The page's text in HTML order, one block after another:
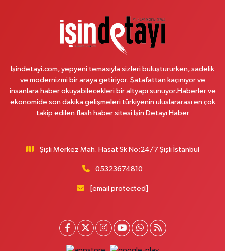
İnönü Mahallesi Yeşiltepe Sokak 6A AKSOYLAR 2 DÜĞÜN SALONU KARŞISI
(DEMOKRASİ CADDESİ)
0 (216) 621 27 65 Yol Tarifi Al
Pamuk Eczanesi
Yunus Emre Mahallesi Veyselkaranı Caddesi 71 C ABİTLER DURAĞI
0 (216) 484 00 08 Yol Tarifi Al
ESKİ PTT YANI ZÜBEYDE HANIM AİLE SAĞLIĞI MERKEZİ KARŞISI
0 (216) 755 01 02 Yol Tarifi Al
İşindetayi.com, yepyeni temasıyla sizleri buluştururken, sadelik
ve modernizmi bir araya getiriyor. Şatafattan kaçınıyor ve
insanlara haber okuyabilecekleri bir altyapı sunuyor.Haberler ve
ekonomide son dakika gelişmeleri türkiyenin uluslararası en çok
takip edilen flash haber sitesi İşin Detayı Haber
Şişli Merkez Mah. Hasat Sk No:24/7 Şişli İstanbul
05323674810
[email protected]